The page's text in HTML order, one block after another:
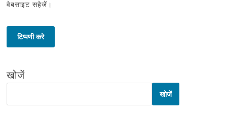
वेबसाइट सहेजें।
खोजें
खोजें